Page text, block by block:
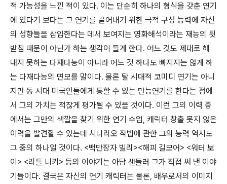
적 가능성을 느낀 적이 있다. 이는 단순히 하나의 형식을 갖춘 연기
에 있다기 보다는 그 연기를 끌어내기 위한 극적 구성 능력에 자신
의 성향들을 삽입한다는 데서 보여지는 영화해석이라는 재능의 뒷
받침 때문이 아닌가 하는 생각이 들게 한다. 어느 것도 제대로 해
내지 못하는 다재다능이 아니라 어느 것 하나도 빠지지는 않게 하
는 다재다능의 면모를 말이다. 물론 탈 시대적 코미디 연기는 아니
지만 동 시대 미국인들에게 통할 수 있는 만능연기를 한다는 점에
서 그의 가치는 적잖게 평가될 수 있을 것이다. 이런 그의 이력 중
에서는 그만의 색깔을 찾기 위한 연기 수업, 캐릭터 창출 못지 않은
이력을 발견할 수 있는데 시나리오 작법에 관한 그의 능력 역시도
그 중의 하나일 것이다. <백만장자 빌리><해피 길모어> <워터 보
이> <리틀 니키> 등의 이야기는 아담 샌들러 그가 직접 써 낸 이야
기들이다. 결국은 자신의 연기 캐릭터는 물론, 배우로서의 이미지